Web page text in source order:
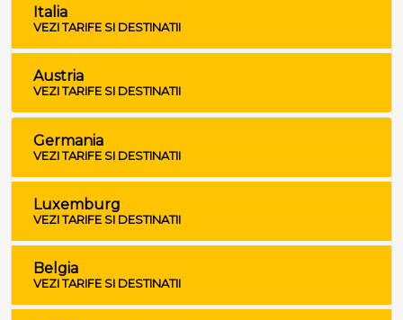
Italia
VEZI TARIFE SI DESTINATII
Austria
VEZI TARIFE SI DESTINATII
Germania
VEZI TARIFE SI DESTINATII
Luxemburg
VEZI TARIFE SI DESTINATII
Belgia
VEZI TARIFE SI DESTINATII